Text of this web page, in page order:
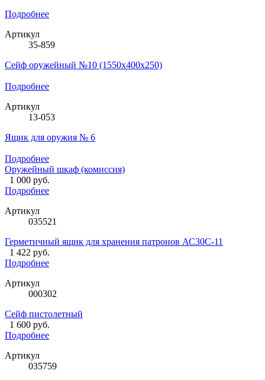
Подробнее
Артикул
35-859
Сейф оружейный №10 (1550х400х250)
Подробнее
Артикул
13-053
Ящик для оружия № 6
Подробнее
Оружейный шкаф (комиссия)
1 000 руб.
Подробнее
Артикул
035521
Герметичный ящик для хранения патронов АС30С-11
1 422 руб.
Подробнее
Артикул
000302
Сейф пистолетный
1 600 руб.
Подробнее
Артикул
035759